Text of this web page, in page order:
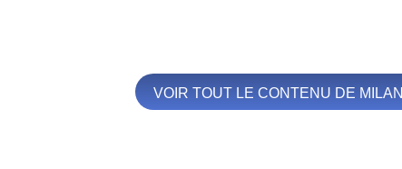
VOIR TOUT LE CONTENU DE MILAN